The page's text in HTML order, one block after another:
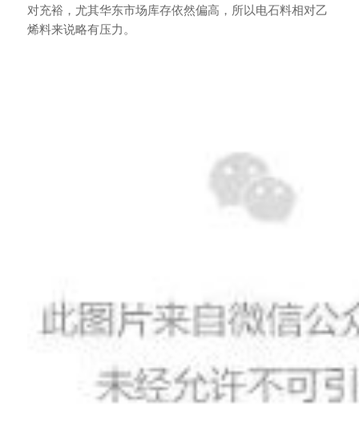
对充裕，尤其华东市场库存依然偏高，所以电石料相对乙
烯料来说略有压力。